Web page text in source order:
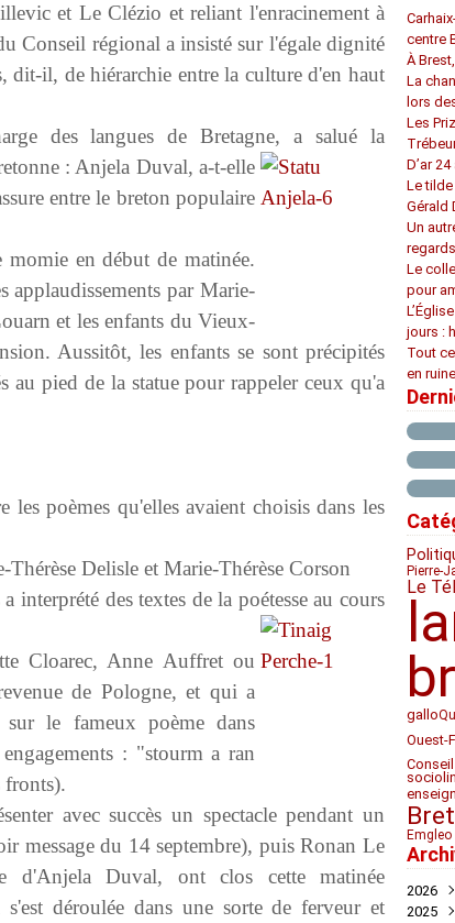
et Le Clézio et reliant l'enracinement à
Conseil régional a insisté sur l'égale dignité
dit-il, de hiérarchie entre la culture d'en haut
des langues de Bretagne, a salué la
: Anjela Duval, a-t-elle
entre le breton populaire
momie en début de matinée.
applaudissements par Marie-
et les enfants du Vieux-
Aussitôt, les enfants se sont précipités
au pied de la statue pour rappeler ceux qu'a
les poèmes qu'elles avaient choisis dans les
Delisle et Marie-Thérèse Corson
interprété des textes de la poétesse au cours
Cloarec, Anne Auffret ou
de Pologne, et qui a
sur le fameux poème dans
: "stourm a ran
fronts).
avec succès un spectacle pendant un
message du 14 septembre), puis Ronan Le
d'Anjela Duval, ont clos cette matinée
déroulée dans une sorte de ferveur et
centre
À
La
lors
Les
D’ar
Le
Gérald
Un
regards
Le
pour
jours :
Tout
en
Pierre-
Le
gallo
Ouest-
2026
2025